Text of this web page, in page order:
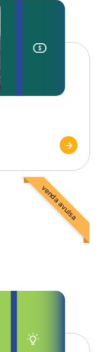
venda avulsa